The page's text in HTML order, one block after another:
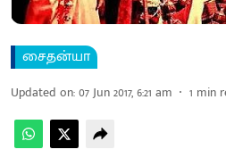
சைதன்யா
Updated on:07 Jun 2017, 6:21 am 1 min